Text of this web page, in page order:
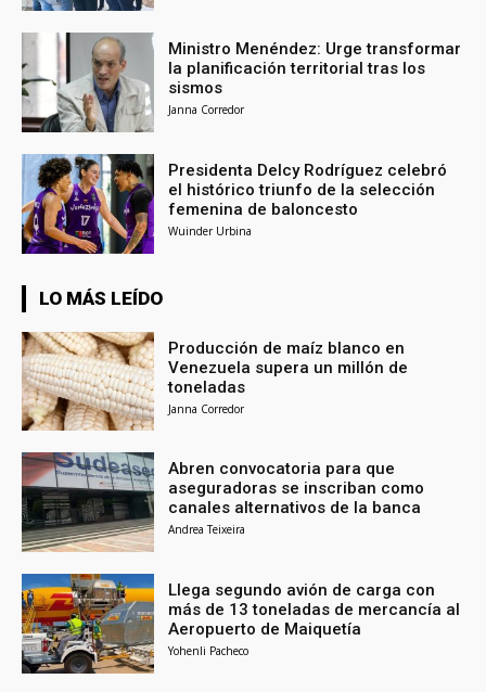
Ministro Menéndez: Urge transformar
la planificación territorial tras los
sismos
Janna Corredor
Presidenta Delcy Rodríguez celebró
el histórico triunfo de la selección
femenina de baloncesto
Wuinder Urbina
LO MÁS LEÍDO
Producción de maíz blanco en
Venezuela supera un millón de
toneladas
Janna Corredor
Abren convocatoria para que
aseguradoras se inscriban como
canales alternativos de la banca
Andrea Teixeira
Llega segundo avión de carga con
más de 13 toneladas de mercancía al
Aeropuerto de Maiquetía
Yohenli Pacheco